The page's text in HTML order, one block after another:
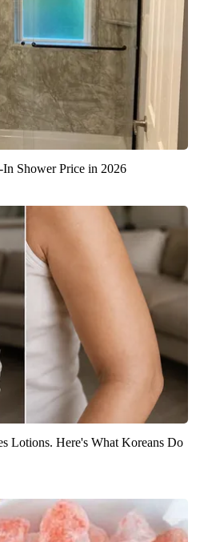
Shower Price in 2026
Lotions. Here's What Koreans Do